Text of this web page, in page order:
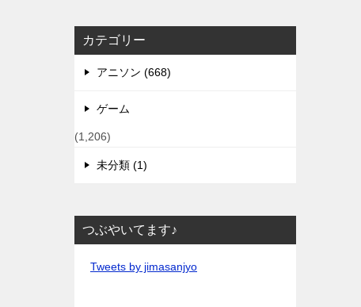
カテゴリー
アニソン (668)
ゲーム
(1,206)
未分類 (1)
つぶやいてます♪
Tweets by jimasanjyo